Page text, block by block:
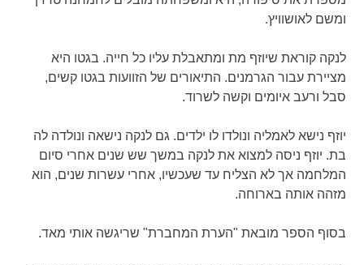
ומשם לאושוויץ.
לנקה קוראת שיוזף מת ומתאבלת עליו כל חייה. בגטו היא
מציירת עבור הגרמנים. התיאורים של הזוועות בגטו קשים,
סבל ורעב איומים וקשה לשרוד.
יוזף נישא לאמליה ונולדו לו ילדים. גם לנקה נישאה ונולדה לה
בת. יוזף ניסה למצוא את לנקה במשך שש שנים אחרי סיום
המלחמה אך לא הצליח עד שעכשיו, אחרי עשרות שנים, הוא
מזהה אותה בארוחה.
בסוף הספר מובאת "הערת המחברת" שריגשה אותי מאד.